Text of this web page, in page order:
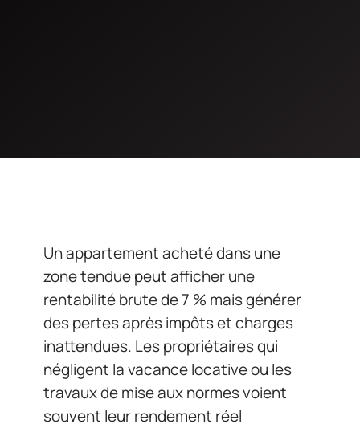
Un appartement acheté dans une
zone tendue peut afficher une
rentabilité brute de 7 % mais générer
des pertes après impôts et charges
inattendues. Les propriétaires qui
négligent la vacance locative ou les
travaux de mise aux normes voient
souvent leur rendement réel